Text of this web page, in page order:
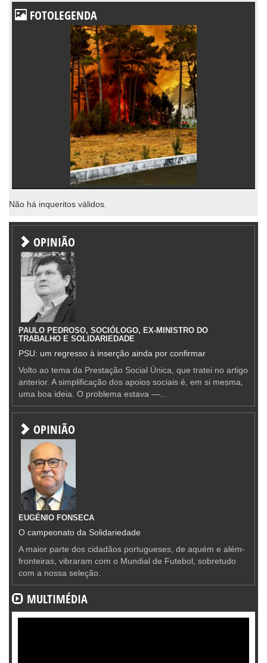
FOTOLEGENDA
Não há inqueritos válidos.
OPINIÃO
PAULO PEDROSO, SOCIÓLOGO, EX-MINISTRO DO
TRABALHO E SOLIDARIEDADE
PSU: um regresso à inserção ainda por confirmar
Volto ao tema da Prestação Social Única, que tratei no artigo
anterior. A simplificação dos apoios sociais é, em si mesma,
uma boa ideia. O problema estava —...
OPINIÃO
EUGÉNIO FONSECA
O campeonato da Solidariedade
A maior parte dos cidadãos portugueses, de aquém e além-
fronteiras, vibraram com o Mundial de Futebol, sobretudo
com a nossa seleção.
MULTIMÉDIA